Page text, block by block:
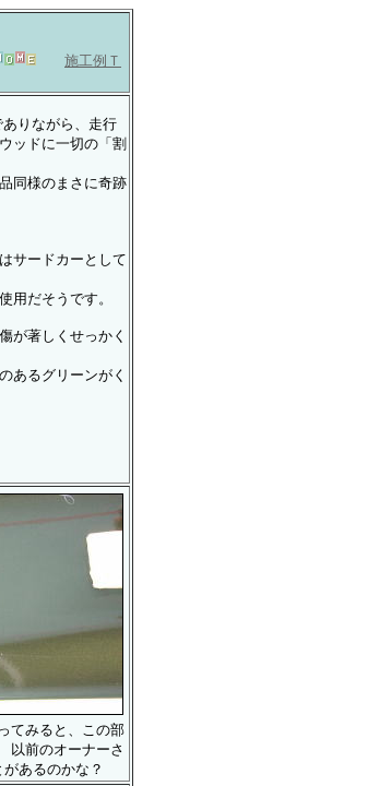
施工例Ｔ
ありながら、走行
ッドに一切の「割
同様のまさに奇跡
サードカーとして
用だそうです。
が著しくせっかく
あるグリーンがく
てみると、この部
以前のオーナーさ
あるのかな？